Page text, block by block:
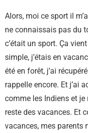
Alors, moi ce sport il
ne connaissais pas du
c’était un sport. Ça
simple, j’étais en
été en forêt, j’ai
rappelle encore. Et j’ai
comme les Indiens et
reste des vacances. Et
vacances, mes parents